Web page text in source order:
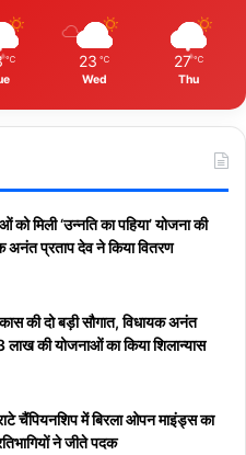
℃ 23 ℃
Wed
27 ℃
Thu
मिली ‘उन्नति का पहिया’ योजना की
अनंत प्रताप देव ने किया वितरण
की दो बड़ी सौगात, विधायक अनंत
लाख की योजनाओं का किया शिलान्यास
चैंपियनशिप में बिरला ओपन माइंड्स का
ने जीते पदक